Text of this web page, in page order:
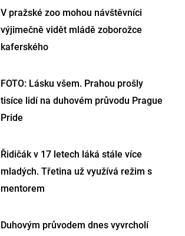
V pražské zoo mohou návštěvníci
výjimečně vidět mládě zoborožce
kaferského
FOTO: Lásku všem. Prahou prošly
tisíce lidí na duhovém průvodu Prague
Pride
Řidičák v 17 letech láká stále více
mladých. Třetina už využívá režim s
mentorem
Duhovým průvodem dnes vyvrcholí